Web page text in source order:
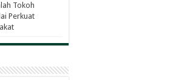
Tokoh
Perkuat